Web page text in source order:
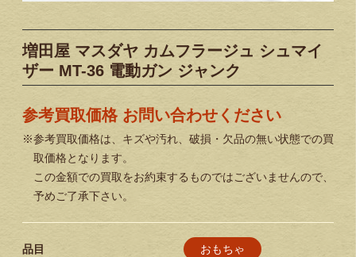
増田屋 マスダヤ カムフラージュ シュマイ
ザー MT-36 電動ガン ジャンク
参考買取価格 お問い合わせください
※参考買取価格は、キズや汚れ、破損・欠品の無い状態での買
取価格となります。
この金額での買取をお約束するものではございませんので、
予めご了承下さい。
品目 おもちゃ